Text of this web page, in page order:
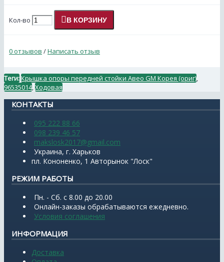
Кол-во В КОРЗИНУ
0 отзывов /Написать отзыв
Теги:Крышка опоры передней стойки Авео GM Корея (ориг)
96535014 Ходовая
КОНТАКТЫ
095 222 88 66
098 239 46 57
makslosk2017@gmail.com
Украина, г. Харьков
пл. Кононенко, 1 Авторынок "Лоск"
РЕЖИМ РАБОТЫ
Пн. - Сб. с 8.00 до 20.00
Онлайн-заказы обрабатываются ежедневно.
Условия соглашения
ИНФОРМАЦИЯ
Доставка